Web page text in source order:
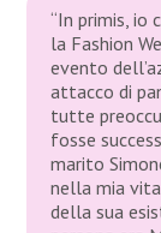
“In primis, io
la Fashion
evento
attacco di
tutte
fosse
marito
nella mia
della sua